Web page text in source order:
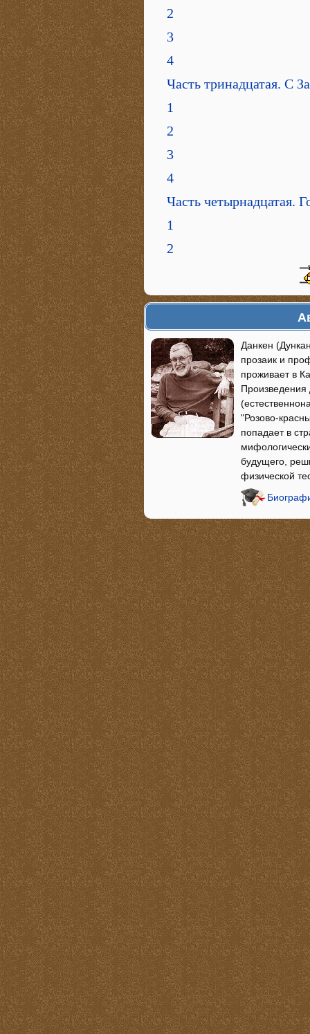
2
3
4
Часть тринадцатая. С
1
2
3
4
Часть четырнадцатая.
1
2
Данкен
прозаик и
проживает в
"Розово-
попадает в
будущего,
физической